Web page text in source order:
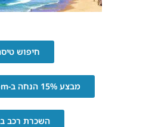
חיפוש
מבצע 15% הנחה ב-Booking.com
השכרת רכב